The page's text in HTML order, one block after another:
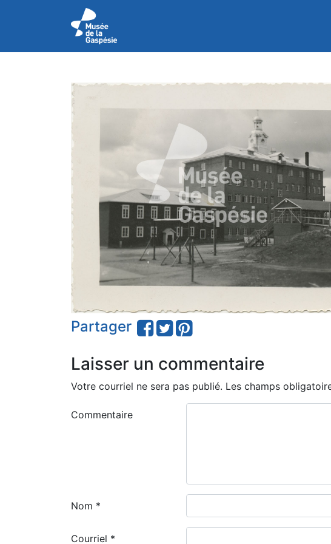
Partager
Laisser un commentaire
Votre courriel ne sera pas publié. Les champs
Commentaire
Nom *
Courriel *